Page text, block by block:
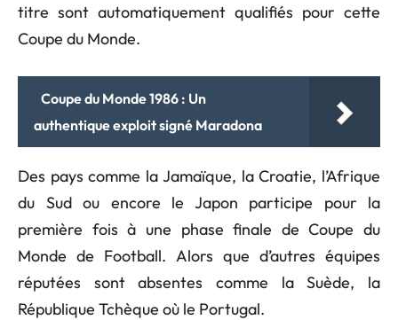
titre sont automatiquement qualifiés pour cette
Coupe du Monde.
Coupe du Monde 1986 : Un
authentique exploit signé Maradona
Des pays comme la Jamaïque, la Croatie, l’Afrique
du Sud ou encore le Japon participe pour la
première fois à une phase finale de Coupe du
Monde de Football. Alors que d’autres équipes
réputées sont absentes comme la Suède, la
République Tchèque où le Portugal.